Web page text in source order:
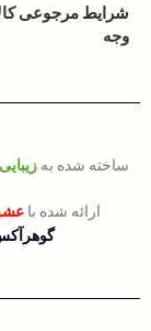
شرایط مرجوعی
وجه
ساخته شده به زیبایی
ارائه شده با